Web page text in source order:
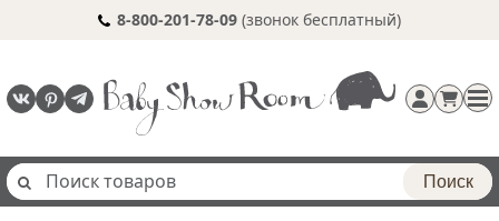
8-800-201-78-09 (звонок бесплатный)
Поиск